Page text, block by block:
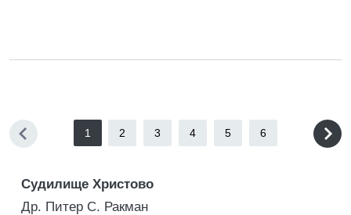
1 2 3 4 5 6
Судилище Христово
Др. Питер С. Ракман